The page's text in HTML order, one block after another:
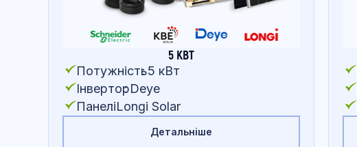
5 КВТ
Потужність
:5 кВт
Інвертор
: Deye
Панелі
: Longi Solar
Детальніше